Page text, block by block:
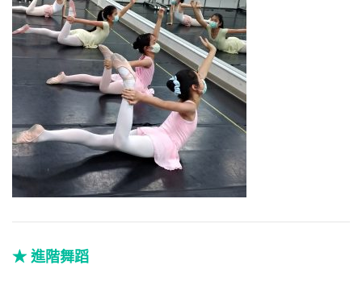
★ 進階舞蹈